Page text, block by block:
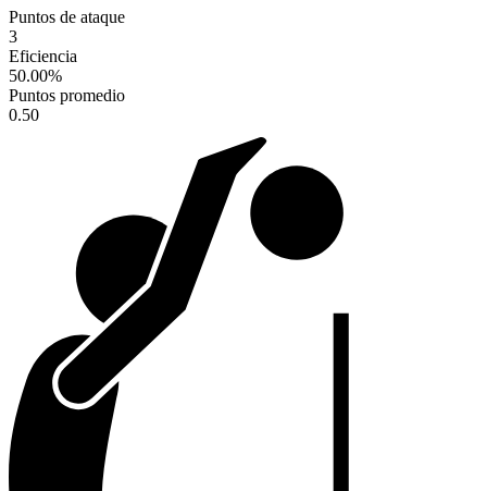
Puntos de ataque
3
Eficiencia
50.00%
Puntos promedio
0.50